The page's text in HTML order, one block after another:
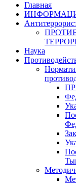
Главная
Наука